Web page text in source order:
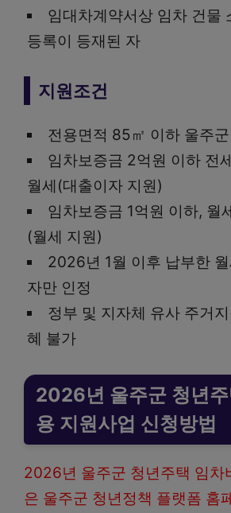
임대차계약서상 임차 건물
등록이 등재된 자
지원조건
전용면적 85㎡ 이하 울주
임차보증금 2억원 이하 전
월세(대출이자 지원)
임차보증금 1억원 이하, 월
(월세 지원)
2026년 1월 이후 납부한
자만 인정
정부 및 지자체 유사 주거
혜 불가
2026년 울주군 청년
용 지원사업 신청방법
2026년 울주군 청년주택 임차
은 울주군 청년정책 플랫폼 홈